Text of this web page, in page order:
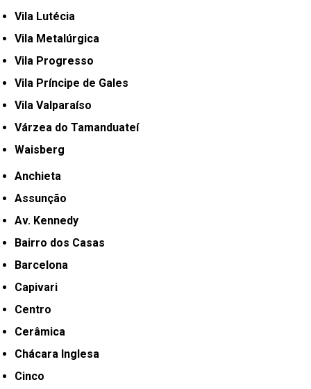
Vila Lutécia
Vila Metalúrgica
Vila Progresso
Vila Príncipe de Gales
Vila Valparaíso
Várzea do Tamanduateí
Waisberg
Anchieta
Assunção
Av. Kennedy
Bairro dos Casas
Barcelona
Capivari
Centro
Cerâmica
Chácara Inglesa
Cinco